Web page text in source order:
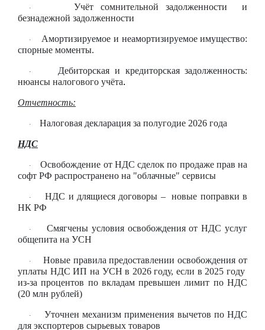
·
Учёт сомнительной задолженности и
безнадежной задолженности
·
Амортизируемое и неамортизируемое имущество:
спорные моменты.
·
Дебиторская и кредиторская задолженность:
нюансы налогового учёта.
Отчетность:
· Налоговая декларация за полугодие 2026 года
НДС
·
Освобождение от НДС сделок по продаже прав на
софт РФ распространено на "облачные" сервисы
·
НДС и длящиеся договоры – новые поправки в
НК РФ
·
Смягчены условия освобождения от НДС услуг
общепита на УСН
·
Новые правила предоставлении освобождения от
уплаты НДС ИП на УСН в 2026 году, если в 2025 году
из-за процентов по вкладам превышен лимит по НДС
(20 млн рублей)
·
Уточнен механизм применения вычетов по НДС
для экспортеров сырьевых товаров